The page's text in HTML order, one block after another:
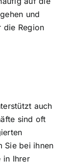
und
die Region
auch
sind oft
Sie bei ihnen
in Ihrer